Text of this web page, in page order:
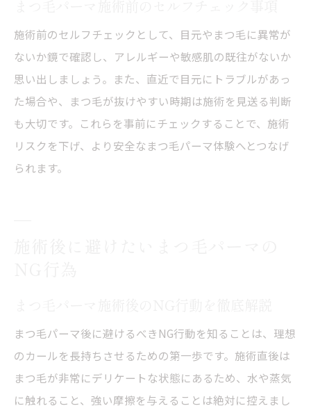
施術前のセルフチェックとして、目元やまつ毛に異常が
ないか鏡で確認し、アレルギーや敏感肌の既往がないか
思い出しましょう。また、直近で目元にトラブルがあっ
た場合や、まつ毛が抜けやすい時期は施術を見送る判断
も大切です。これらを事前にチェックすることで、施術
リスクを下げ、より安全なまつ毛パーマ体験へとつなげ
られます。
まつ毛パーマ後に避けるべきNG行動を知ることは、理想
のカールを長持ちさせるための第一歩です。施術直後は
まつ毛が非常にデリケートな状態にあるため、水や蒸気
に触れること、強い摩擦を与えることは絶対に控えまし